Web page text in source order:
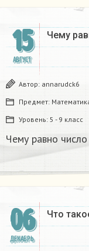
15
АВГУСТ
Чему
Автор: annarudck6
Предмет:
Уровень: 5 - 9 класс
Чему равно
06
ДЕКАБРЬ
Что